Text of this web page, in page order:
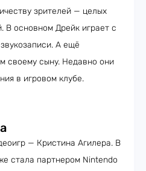
зрителей — целых
В основном Дрейк играет с
А ещё
своему сыну. Недавно они
в игровом клубе.
— Кристина Агилера. В
стала партнером Nintendo